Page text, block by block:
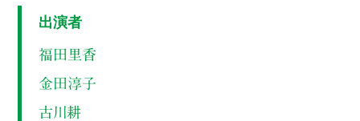
出演者
福田里香
金田淳子
古川耕